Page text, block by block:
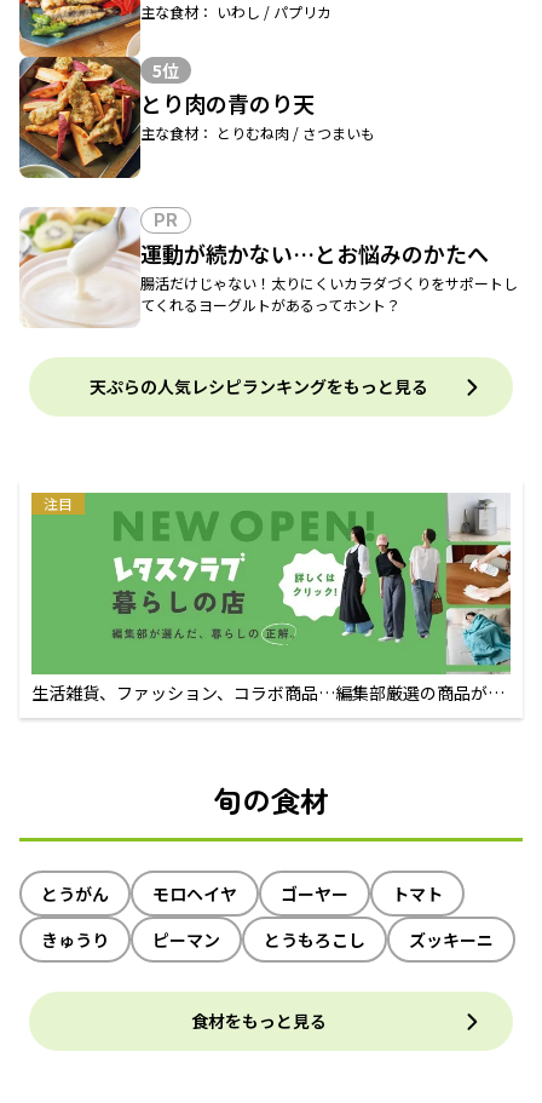
主な食材： いわし / パプリカ
5位
とり肉の青のり天
主な食材： とりむね肉 / さつまいも
PR
運動が続かない…とお悩みのかたへ
腸活だけじゃない！太りにくいカラダづくりをサポートし
てくれるヨーグルトがあるってホント？
天ぷらの人気レシピランキングをもっと見る
注目
生活雑貨、ファッション、コラボ商品…編集部厳選の商品が買
えるECサイト
旬の食材
とうがん モロヘイヤ ゴーヤー
トマト
きゅうり
ピーマン とうもろこし ズッキーニ
食材をもっと見る